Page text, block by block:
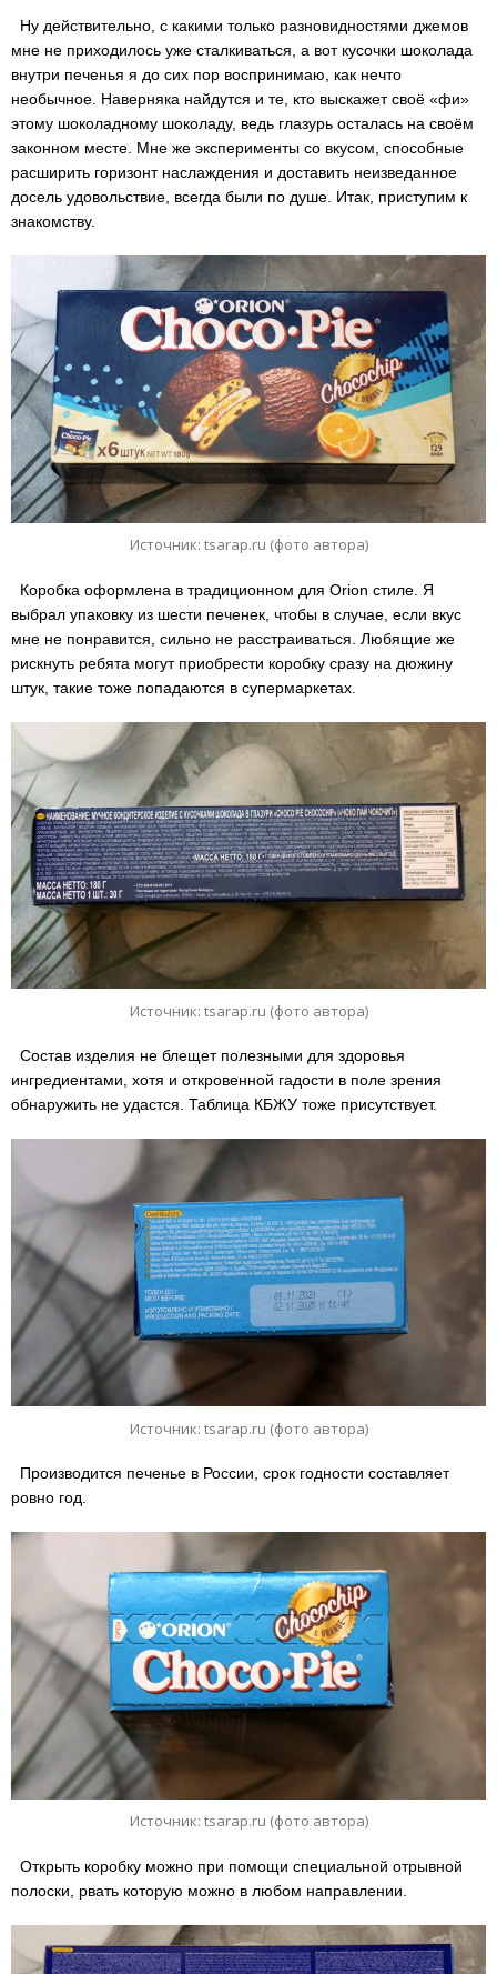
Ну действительно, с какими только разновидностями джемов
мне не приходилось уже сталкиваться, а вот кусочки шоколада
внутри печенья я до сих пор воспринимаю, как нечто
необычное. Наверняка найдутся и те, кто выскажет своё «фи»
этому шоколадному шоколаду, ведь глазурь осталась на своём
законном месте. Мне же эксперименты со вкусом, способные
расширить горизонт наслаждения и доставить неизведанное
досель удовольствие, всегда были по душе. Итак, приступим к
знакомству.
Источник: tsarap.ru (фото автора)
Коробка оформлена в традиционном для Orion стиле. Я
выбрал упаковку из шести печенек, чтобы в случае, если вкус
мне не понравится, сильно не расстраиваться. Любящие же
рискнуть ребята могут приобрести коробку сразу на дюжину
штук, такие тоже попадаются в супермаркетах.
Источник: tsarap.ru (фото автора)
Состав изделия не блещет полезными для здоровья
ингредиентами, хотя и откровенной гадости в поле зрения
обнаружить не удастся. Таблица КБЖУ тоже присутствует.
Источник: tsarap.ru (фото автора)
Производится печенье в России, срок годности составляет
ровно год.
Источник: tsarap.ru (фото автора)
Открыть коробку можно при помощи специальной отрывной
полоски, рвать которую можно в любом направлении.